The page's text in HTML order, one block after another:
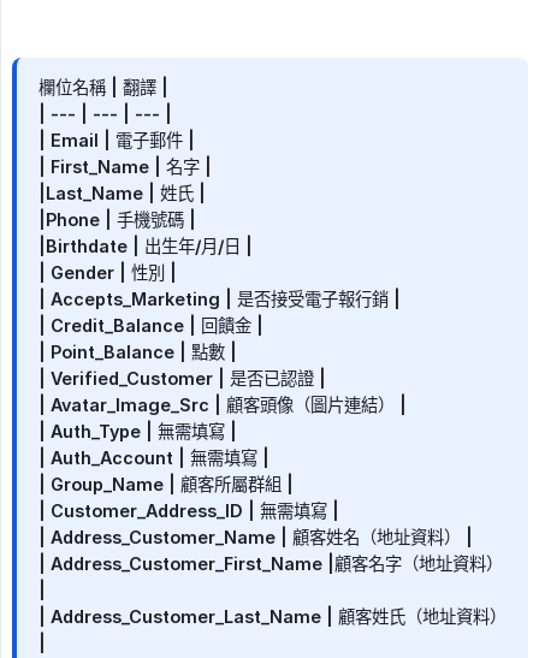
欄位名稱 | 翻譯 |
| --- | --- | --- |
| Email | 電子郵件 |
| First_Name | 名字 |
|Last_Name | 姓氏 |
|Phone | 手機號碼 |
|Birthdate | 出生年/月/日 |
| Gender | 性別 |
| Accepts_Marketing | 是否接受電子報行銷 |
| Credit_Balance | 回饋金 |
| Point_Balance | 點數 |
| Verified_Customer | 是否已認證 |
| Avatar_Image_Src | 顧客頭像（圖片連結） |
| Auth_Type | 無需填寫 |
| Auth_Account | 無需填寫 |
| Group_Name | 顧客所屬群組 |
| Customer_Address_ID | 無需填寫 |
| Address_Customer_Name | 顧客姓名（地址資料） |
| Address_Customer_First_Name |顧客名字（地址資料）
| Address_Customer_Last_Name | 顧客姓氏（地址資料）